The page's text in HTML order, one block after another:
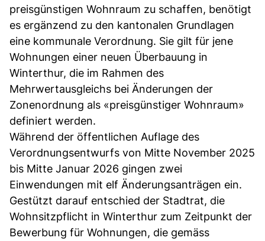
preisgünstigen Wohnraum zu schaffen, benötigt
es ergänzend zu den kantonalen Grundlagen
eine kommunale Verordnung. Sie gilt für jene
Wohnungen einer neuen Überbauung in
Winterthur, die im Rahmen des
Mehrwertausgleichs bei Änderungen der
Zonenordnung als «preisgünstiger Wohnraum»
definiert werden.
Während der öffentlichen Auflage des
Verordnungsentwurfs von Mitte November 2025
bis Mitte Januar 2026 gingen zwei
Einwendungen mit elf Änderungsanträgen ein.
Gestützt darauf entschied der Stadtrat, die
Wohnsitzpflicht in Winterthur zum Zeitpunkt der
Bewerbung für Wohnungen, die gemäss